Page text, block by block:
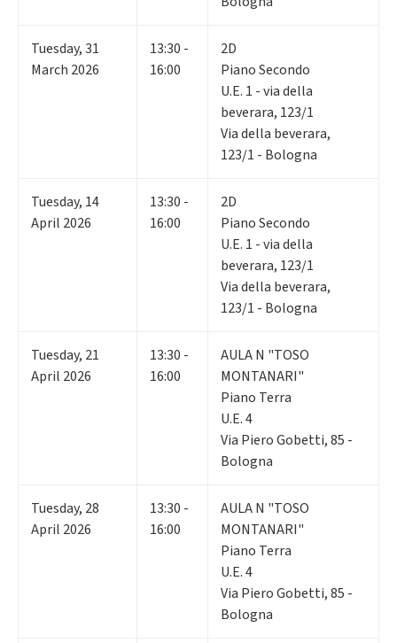
Tuesday,31
March 2026
13:30 -
16:00
2D
Piano Secondo
U.E. 1 - via della
beverara, 123/1
Via della beverara,
123/1 - Bologna
Tuesday, 14
April 2026
13:30 -
16:00
2D
Piano Secondo
U.E. 1 - via della
beverara, 123/1
Via della beverara,
123/1 - Bologna
Tuesday, 21
April 2026
13:30 -
16:00
AULA N "TOSO
MONTANARI"
Piano Terra
U.E. 4
Via Piero Gobetti, 85 -
Bologna
Tuesday, 28
April 2026
13:30 -
16:00
AULA N "TOSO
MONTANARI"
Piano Terra
U.E. 4
Via Piero Gobetti, 85 -
Bologna